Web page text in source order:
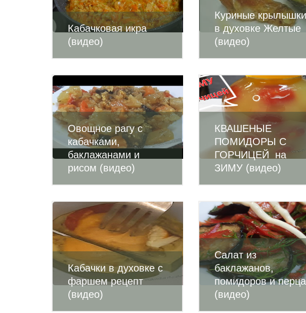
Кабачковая икра
(видео)
Куриные крылышки
в духовке Желтые
(видео)
Овощное рагу с
кабачками,
баклажанами и
рисом (видео)
КВАШЕНЫЕ
ПОМИДОРЫ С
ГОРЧИЦЕЙ на
ЗИМУ (видео)
Кабачки в духовке с
фаршем рецепт
(видео)
Салат из
баклажанов,
помидоров и перца
(видео)